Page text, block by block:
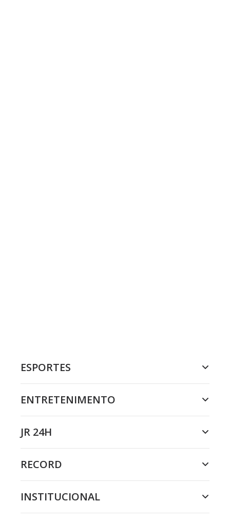
ESPORTES
ENTRETENIMENTO
JR 24H
RECORD
INSTITUCIONAL